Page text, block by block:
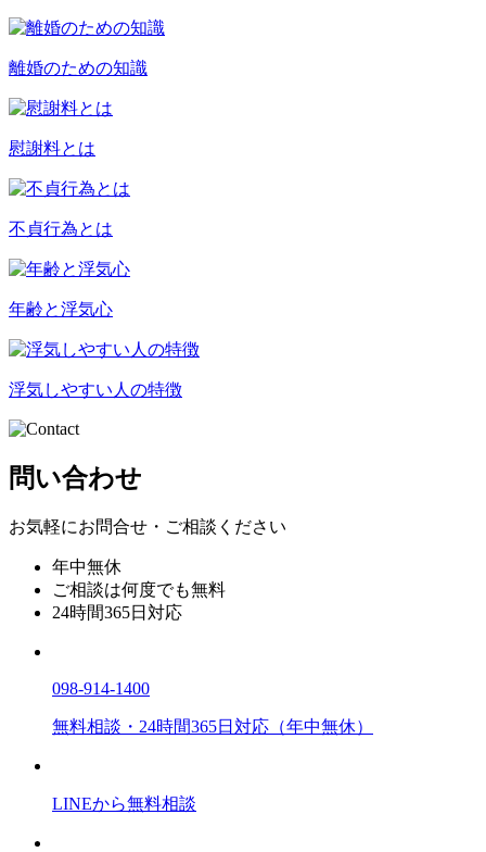
離婚のための知識
慰謝料とは
不貞行為とは
年齢と浮気心
浮気しやすい人の特徴
問い合わせ
お気軽にお問合せ・ご相談ください
年中無休
ご相談は何度でも無料
24時間365日対応
098-914-1400
無料相談・24時間365日対応（年中無休）
LINEから無料相談